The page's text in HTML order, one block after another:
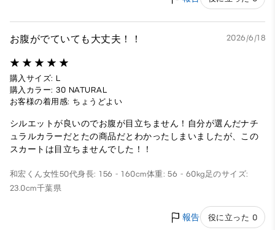
お腹がでていても大丈夫！！ 2026/6/18
購入サイズ: L
購入カラー: 30 NATURAL
お客様の着用感: ちょうどよい
シルエットが良いのでお腹が目立ちません！自分が選んだナチ
ュラルカラーだとたの商品だとわかったしまいましたが、この
スカートは目立ちませんでした！！
和宏くん女性50代身長: 156 - 160cm体重: 56 - 60kg足のサイズ:
23.0cm千葉県
報告 役に立った 0